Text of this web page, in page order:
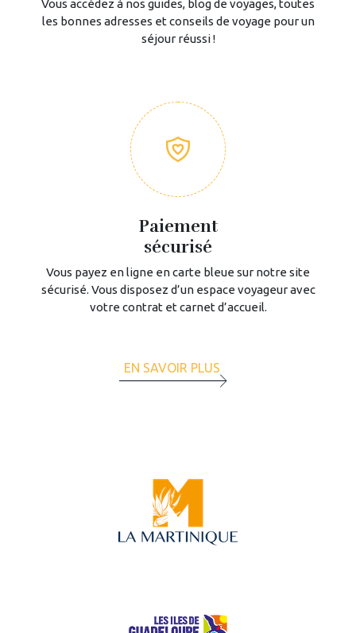
EN SAVOIR PLUS
Vous accédez à nos guides, blog de voyages, toutes
les bonnes adresses et conseils de voyage pour un
séjour réussi !
Paiement
sécurisé
Vous payez en ligne en carte bleue sur notre site
sécurisé. Vous disposez d’un espace voyageur avec
votre contrat et carnet d’accueil.